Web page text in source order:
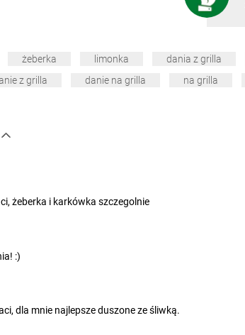
żeberka limonka dania z grilla
z grilla danie na grilla na grilla
żeberka i karkówka szczegolnie
:)
dla mnie najlepsze duszone ze śliwką.